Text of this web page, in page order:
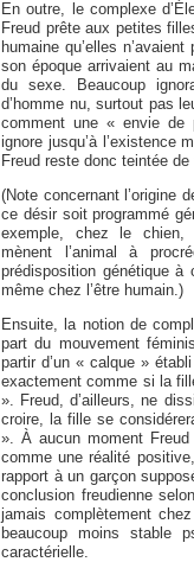
En outre, le complexe
Freud prête aux petites
humaine qu’elles
son époque arrivaient au
du sexe. Beaucoup
d’homme nu, surtout pas
comment une « envie de
ignore jusqu’à l’existence
Freud reste donc teintée
(Note concernant l’origine
ce désir soit programmé
exemple, chez le chien,
mènent l’animal à
prédisposition génétique
même chez l’être humain.)
Ensuite, la notion de
part du mouvement
partir d’un « calque »
exactement comme si la
». Freud, d’ailleurs, ne
croire, la fille se
». À aucun moment Freud
comme une réalité
rapport à un garçon
conclusion freudienne
jamais complètement
beaucoup moins stable
caractérielle.